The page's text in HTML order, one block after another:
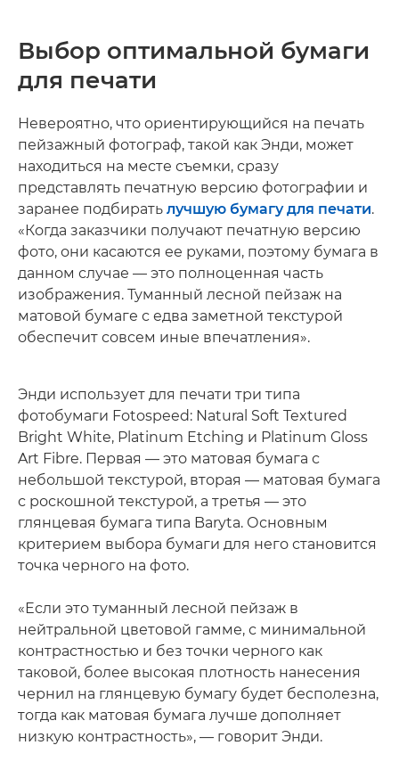
Выбор оптимальной бумаги
для печати
Невероятно, что ориентирующийся на печать
пейзажный фотограф, такой как Энди, может
находиться на месте съемки, сразу
представлять печатную версию фотографии и
заранее подбирать лучшую бумагу для печати.
«Когда заказчики получают печатную версию
фото, они касаются ее руками, поэтому бумага в
данном случае — это полноценная часть
изображения. Туманный лесной пейзаж на
матовой бумаге с едва заметной текстурой
обеспечит совсем иные впечатления».
Энди использует для печати три типа
фотобумаги Fotospeed: Natural Soft Textured
Bright White, Platinum Etching и Platinum Gloss
Art Fibre. Первая — это матовая бумага с
небольшой текстурой, вторая — матовая бумага
с роскошной текстурой, а третья — это
глянцевая бумага типа Baryta. Основным
критерием выбора бумаги для него становится
точка черного на фото.
«Если это туманный лесной пейзаж в
нейтральной цветовой гамме, с минимальной
контрастностью и без точки черного как
таковой, более высокая плотность нанесения
чернил на глянцевую бумагу будет бесполезна,
тогда как матовая бумага лучше дополняет
низкую контрастность», — говорит Энди.